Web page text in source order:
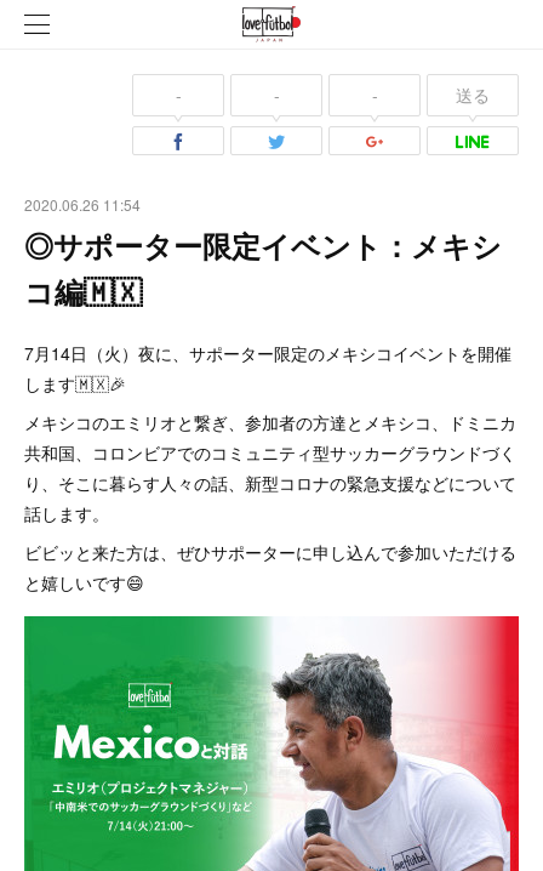
- - - 送る
2020.06.26 11:54
◎サポーター限定イベント：メキシ
コ編🇲🇽
7月14日（火）夜に、サポーター限定のメキシコイベントを開催
します🇲🇽🎉
メキシコのエミリオと繋ぎ、参加者の方達とメキシコ、ドミニカ
共和国、コロンビアでのコミュニティ型サッカーグラウンドづく
り、そこに暮らす人々の話、新型コロナの緊急支援などについて
話します。
ビビッと来た方は、ぜひサポーターに申し込んで参加いただける
と嬉しいです😄